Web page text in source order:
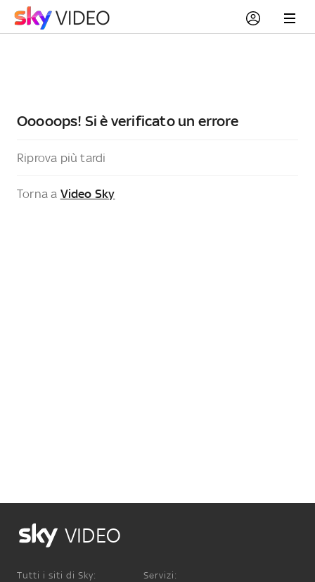
Ooooops! Si è verificato un errore
Riprova più tardi
Torna a Video Sky
VIDEO
Tutti i siti di Sky: Servizi: